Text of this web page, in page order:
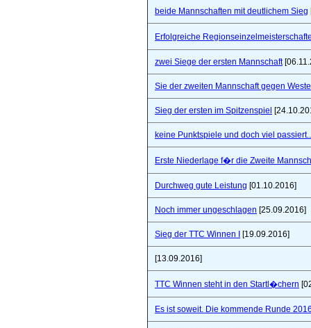
beide Mannschaften mit deutlichem Sieg
Erfolgreiche
zwei Siege der ersten Mannschaft
Sie der zweiten Mannschaft gegen
Sieg der ersten im Spitzenspiel
keine Punktspiele und doch viel
Erste Niederlage f�r die Zweite
Durchweg gute Leistung [01.10.2016]
Noch immer ungeschlagen [25.09.2016]
Sieg der TTC Winnen I [19.09.2016]
[13.09.2016]
TTC Winnen steht in den Startl�chern
Es ist soweit. Die kommende Runde